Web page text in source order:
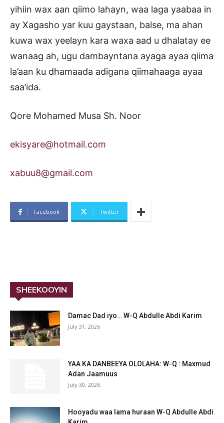
yihiin wax aan qiimo lahayn, waa laga yaabaa in
ay Xagasho yar kuu gaystaan, balse, ma ahan
kuwa wax yeelayn kara waxa aad u dhalatay ee
wanaag ah, ugu dambayntana ayaga ayaa qiima
la’aan ku dhamaada adigana qiimahaaga ayaa
saa’ida.
Qore Mohamed Musa Sh. Noor
ekisyare@hotmail.com
xabuu8@gmail.com
Facebook Twitter
SHEEKOOYIN
Damac Dad iyo… W-Q Abdulle Abdi Karim
July 31, 2026
YAA KA DANBEEYA OLOLAHA: W-Q : Maxmud
Adan Jaamuus
July 30, 2026
Hooyadu waa lama huraan W-Q Abdulle Abdi